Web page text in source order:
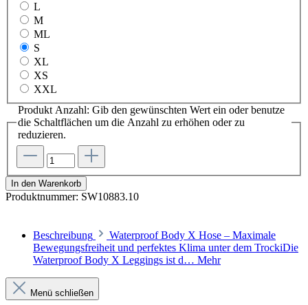
L
M
ML
S
XL
XS
XXL
Produkt Anzahl: Gib den gewünschten Wert ein oder benutze
die Schaltflächen um die Anzahl zu erhöhen oder zu
reduzieren.
In den Warenkorb
Produktnummer: SW10883.10
Beschreibung
Waterproof Body X Hose – Maximale
Bewegungsfreiheit und perfektes Klima unter dem TrockiDie
Waterproof Body X Leggings ist d… Mehr
Menü schließen